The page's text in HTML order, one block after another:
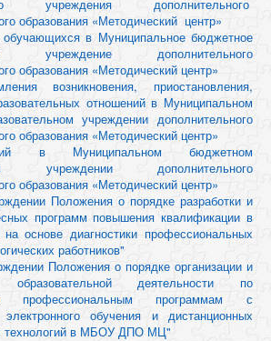
учреждения дополнительного
образования «Методический центр»
в Муниципальное бюджетное
учреждение дополнительного
образования «Методический центр»
возникновения, приостановления,
отношений в Муниципальном
учреждении дополнительного
образования «Методический центр»
в Муниципальном бюджетном
учреждении дополнительного
образования «Методический центр»
Положения о порядке разработки и
программ повышения квалификации в
диагностики профессиональных
работников"
Положения о порядке организации и
образовательной деятельности по
профессиональным программам с
электронного обучения и дистанционных
технологий в МБОУ ДПО МЦ"